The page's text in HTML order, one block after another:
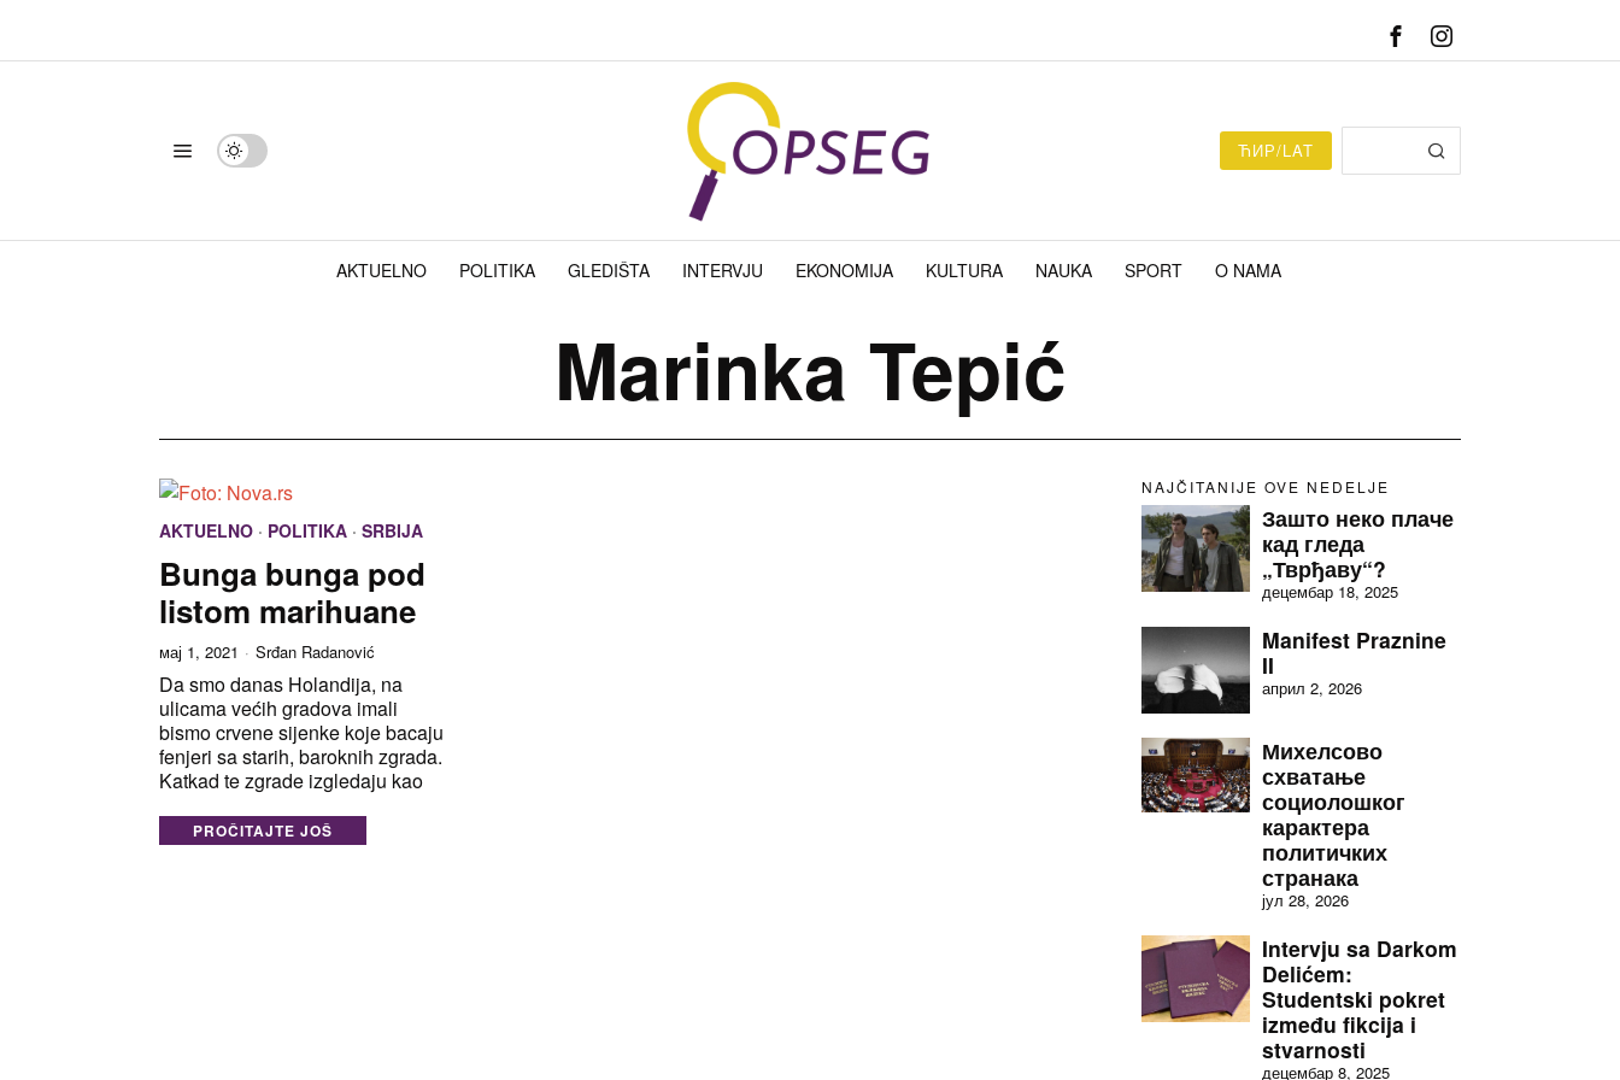
ЋИР/LAT
AKTUELNO POLITIKA GLEDIŠTA INTERVJU EKONOMIJA KULTURA NAUKA SPORT O NAMA
Marinka Tepić
AKTUELNO · POLITIKA · SRBIJA
Bunga bunga pod
listom marihuane
мај 1, 2021 Srđan Radanović
Da smo danas Holandija, na
ulicama većih gradova imali
bismo crvene sijenke koje bacaju
fenjeri sa starih, baroknih zgrada.
Katkad te zgrade izgledaju kao
PROČITAJTE JOŠ
NAJČITANIJE OVE NEDELJE
Зашто неко плаче
кад гледа
„Тврђаву“?
децембар 18, 2025
Manifest Praznine
II
април 2, 2026
Михелсово
схватање
социолошког
карактера
политичких
странака
јул 28, 2026
Intervju sa Darkom
Delićem:
Studentski pokret
između fikcija i
stvarnosti
децембар 8, 2025